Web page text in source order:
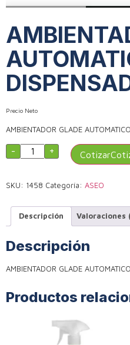
Precio Neto
AMBIENTADOR GLADE
- + Cotizar
SKU: 1458 Categoría: ASEO
Descripción Valoraciones
Descripción
AMBIENTADOR GLADE
Productos